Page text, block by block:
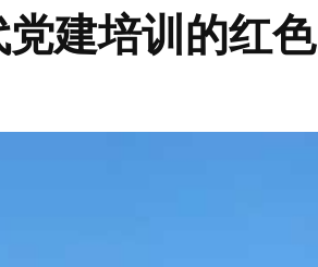
建培训的红色